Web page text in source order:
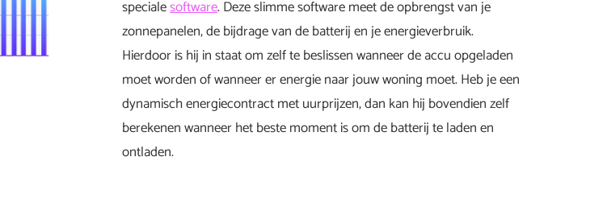
specialesoftware. Deze slimme software meet de opbrengst van je
zonnepanelen, de bijdrage van de batterij en je energieverbruik.
Hierdoor is hij in staat om zelf te beslissen wanneer de accu opgeladen
moet worden of wanneer er energie naar jouw woning moet. Heb je een
dynamisch energiecontract met uurprijzen, dan kan hij bovendien zelf
berekenen wanneer het beste moment is om de batterij te laden en
ontladen.